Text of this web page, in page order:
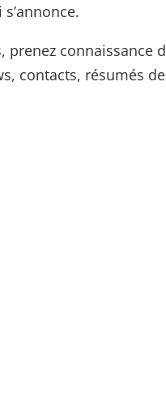
prenez connaissance
contacts, résumés